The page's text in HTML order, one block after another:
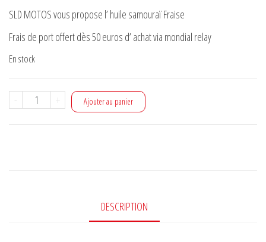
SLD MOTOS vous propose l’ huile samouraï Fraise
Frais de port offert dès 50 euros d’ achat via mondial relay
En stock
-
quantité+ Ajouter au panier
DESCRIPTION